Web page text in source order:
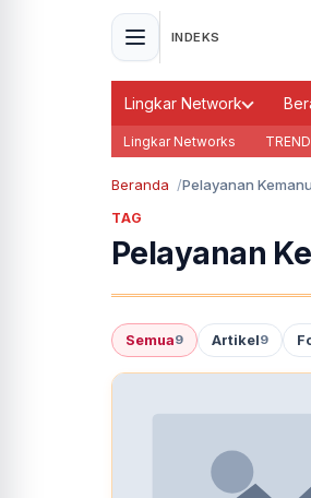
INDEKS
Lingkar Network
Lingkar Networks
Beranda Pelayanan
TAG
Pelayanan
Semua9 Artikel9